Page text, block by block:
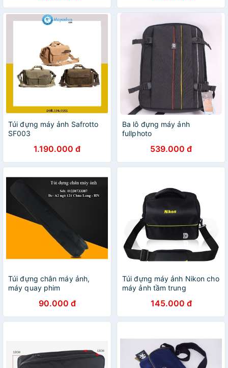
Túi đựng máy ảnh Safrotto
SF003
1.190.000 đ
Ba lô đựng máy ảnh
fullphoto
539.000 đ
Túi đựng chân máy ảnh,
máy quay phim
90.000 đ
Túi đựng máy ảnh Nikon cho
máy ảnh tầm trung
145.000 đ